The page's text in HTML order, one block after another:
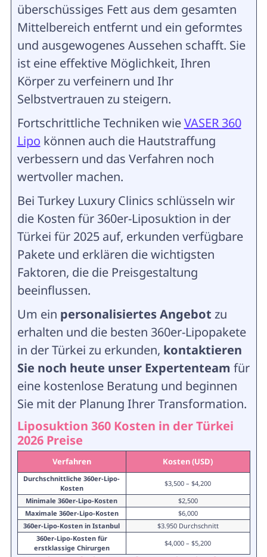
überschüssiges Fett aus dem gesamten
Mittelbereich entfernt und ein geformtes
und ausgewogenes Aussehen schafft. Sie
ist eine effektive Möglichkeit, Ihren
Körper zu verfeinern und Ihr
Selbstvertrauen zu steigern.
Fortschrittliche Techniken wieVASER 360
Lipo können auch die Hautstraffung
verbessern und das Verfahren noch
wertvoller machen.
Bei Turkey Luxury Clinics schlüsseln wir
die Kosten für 360er-Liposuktion in der
Türkei für 2025 auf, erkunden verfügbare
Pakete und erklären die wichtigsten
Faktoren, die die Preisgestaltung
beeinflussen.
Um ein personalisiertes Angebot zu
erhalten und die besten 360er-Lipopakete
in der Türkei zu erkunden, kontaktieren
Sie noch heute unser Expertenteam für
eine kostenlose Beratung und beginnen
Sie mit der Planung Ihrer Transformation.
Liposuktion 360 Kosten in der Türkei
2026 Preise
Verfahren Kosten (USD)
Durchschnittliche 360er-Lipo-
Kosten
$3,500 – $4,200
Minimale 360er-Lipo-Kosten
$2,500
Maximale 360er-Lipo-Kosten
$6,000
360er-Lipo-Kosten in Istanbul
$3.950 Durchschnitt
360er-Lipo-Kosten für
erstklassige Chirurgen
$4,000 – $5,200